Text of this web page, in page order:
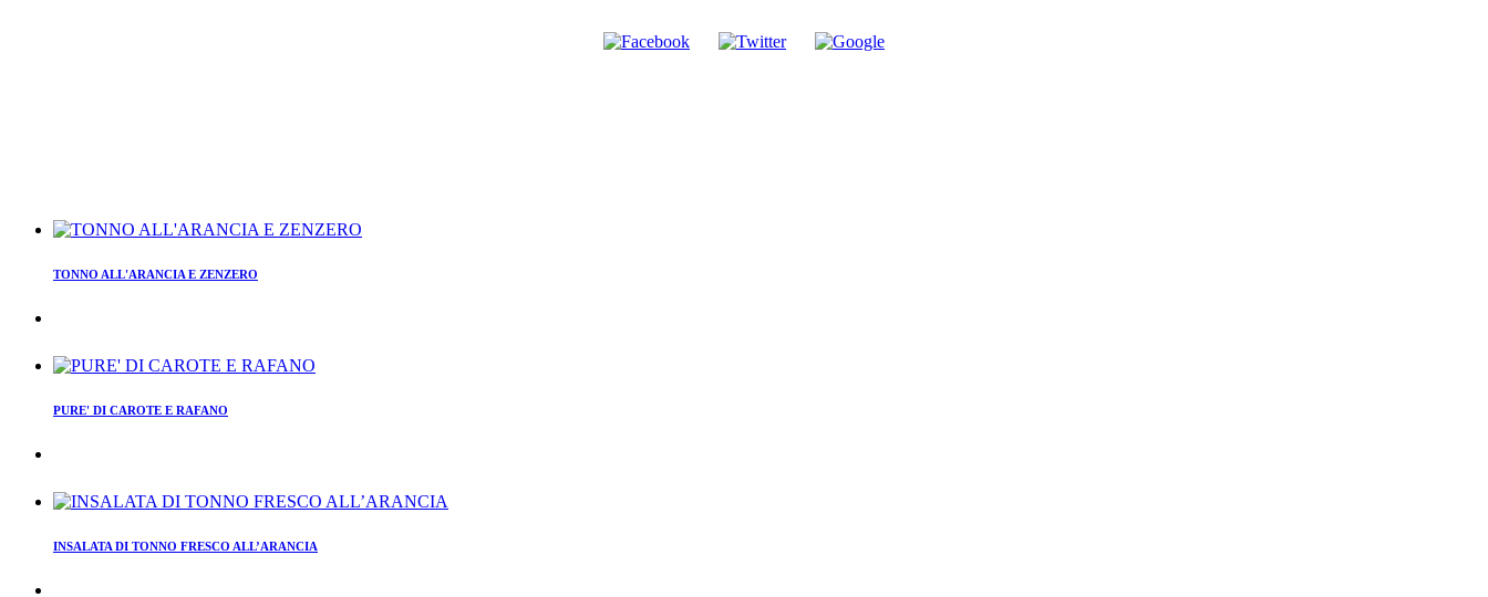
TONNO ALL'ARANCIA E ZENZERO
PURE' DI CAROTE E RAFANO
INSALATA DI TONNO FRESCO ALL’ARANCIA